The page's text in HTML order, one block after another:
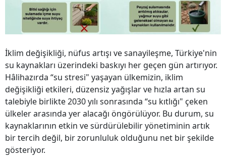
İklim değişikliği, nüfus artışı ve sanayileşme, Türkiye'nin
su kaynakları üzerindeki baskıyı her geçen gün artırıyor.
Hâlihazırda “su stresi" yaşayan ülkemizin, iklim
değişikliği etkileri, düzensiz yağışlar ve hızla artan su
talebiyle birlikte 2030 yılı sonrasında “su kıtlığı" çeken
ülkeler arasında yer alacağı öngörülüyor. Bu durum, su
kaynaklarının etkin ve sürdürülebilir yönetiminin artık
bir tercih değil, bir zorunluluk olduğunu net bir şekilde
gösteriyor.